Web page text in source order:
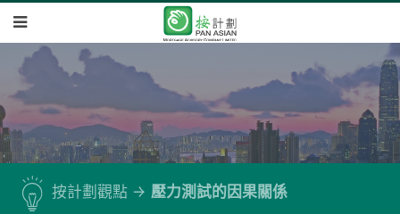
按計劃觀點 壓力測試的因果關係